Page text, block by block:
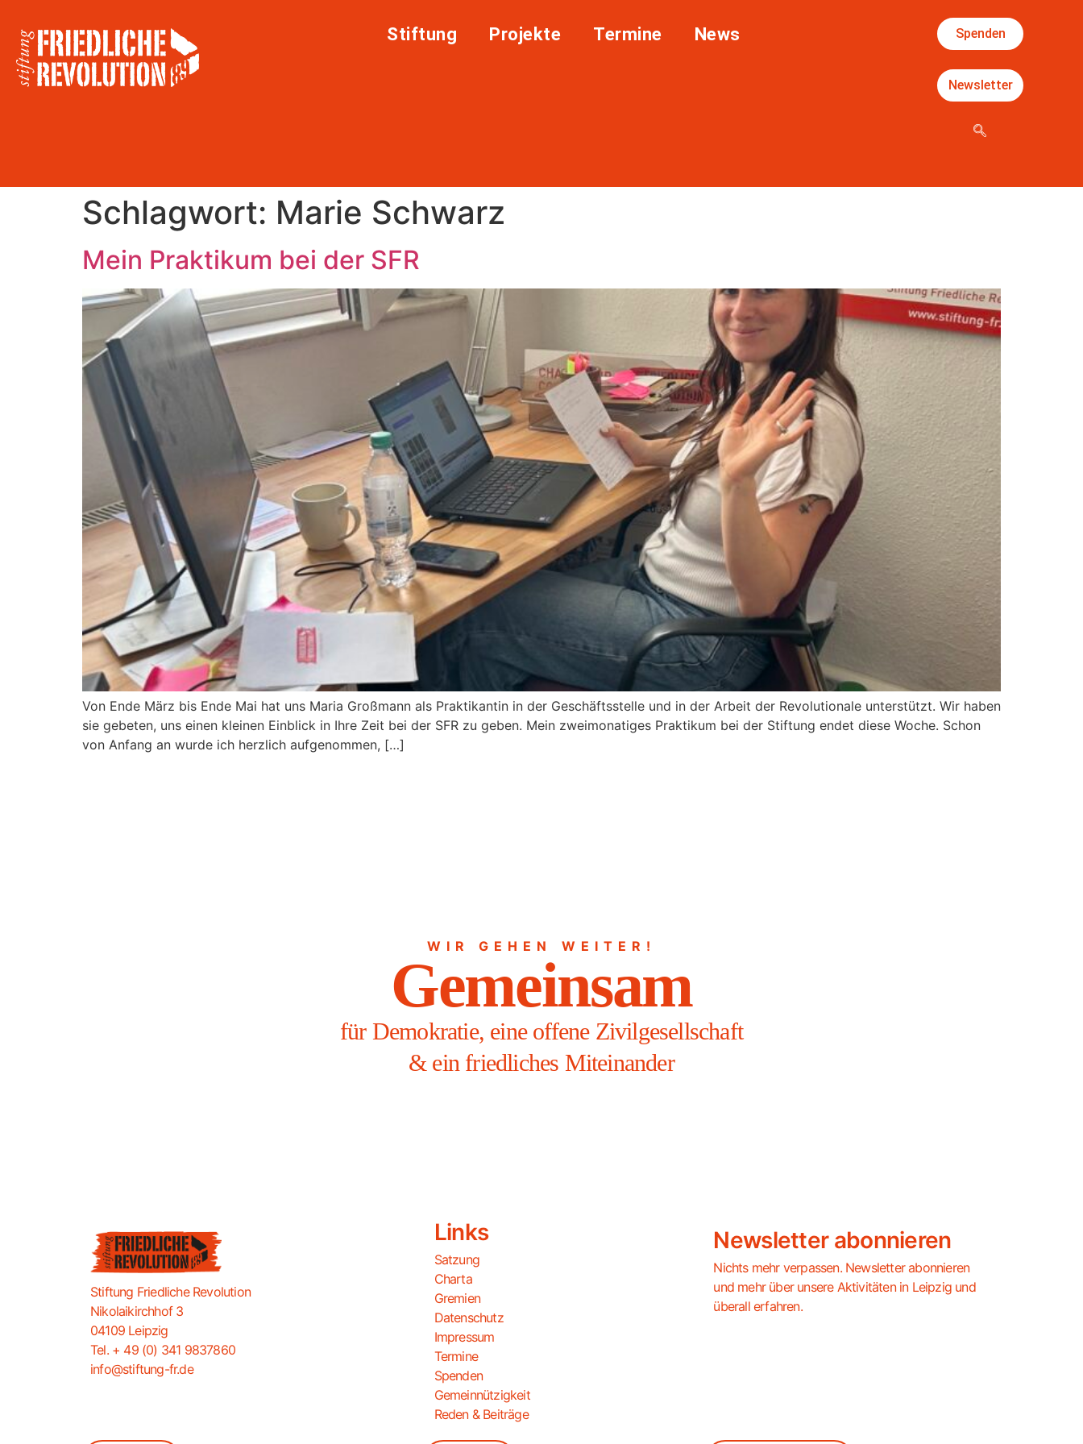
Stiftung Projekte Termine News Spenden
Newsletter
Schlagwort: Marie Schwarz
Mein Praktikum bei der SFR
Von Ende März bis Ende Mai hat uns Maria Großmann als Praktikantin in der Geschäftsstelle und in der Arbeit der Revolutionale unterstützt. Wir haben
sie gebeten, uns einen kleinen Einblick in Ihre Zeit bei der SFR zu geben. Mein zweimonatiges Praktikum bei der Stiftung endet diese Woche. Schon
von Anfang an wurde ich herzlich aufgenommen, […]
WIR GEHEN WEITER!
Gemeinsam
für Demokratie, eine offene Zivilgesellschaft
& ein friedliches Miteinander
Stiftung Friedliche Revolution
Nikolaikirchhof 3
04109 Leipzig
Tel. + 49 (0) 341 9837860
info@stiftung-fr.de
Links
Satzung
Charta
Gremien
Datenschutz
Impressum
Termine
Spenden
Gemeinnützigkeit
Reden & Beiträge
Newsletter abonnieren
Nichts mehr verpassen. Newsletter abonnieren
und mehr über unsere Aktivitäten in Leipzig und
überall erfahren.